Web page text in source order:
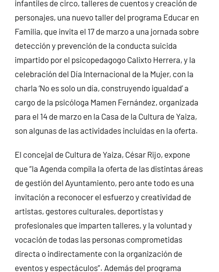
infantiles de circo, talleres de cuentos y creación de
personajes, una nuevo taller del programa Educar en
Familia, que invita el 17 de marzo a una jornada sobre
detección y prevención de la conducta suicida
impartido por el psicopedagogo Calixto Herrera, y la
celebración del Día Internacional de la Mujer, con la
charla ‘No es solo un día, construyendo igualdad’ a
cargo de la psicóloga Mamen Fernández, organizada
para el 14 de marzo en la Casa de la Cultura de Yaiza,
son algunas de las actividades incluidas en la oferta.
El concejal de Cultura de Yaiza, César Rijo, expone
que “la Agenda compila la oferta de las distintas áreas
de gestión del Ayuntamiento, pero ante todo es una
invitación a reconocer el esfuerzo y creatividad de
artistas, gestores culturales, deportistas y
profesionales que imparten talleres, y la voluntad y
vocación de todas las personas comprometidas
directa o indirectamente con la organización de
eventos y espectáculos”. Además del programa